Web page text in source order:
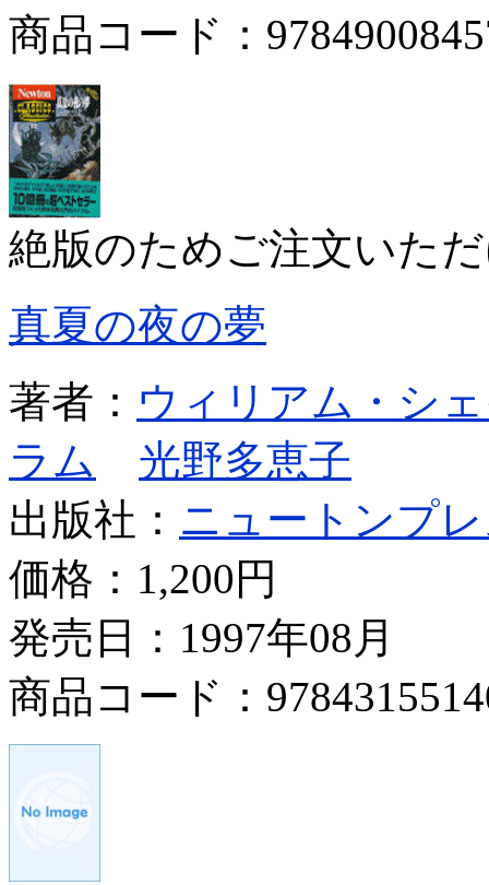
商品コード：
絶版のためご注文いた
真夏の夜の夢
著者： ウィリアム・シ
ラム
光野多恵子
出版社： ニュートンプ
価格： 1,200円
発売日：1997年08月
商品コード：